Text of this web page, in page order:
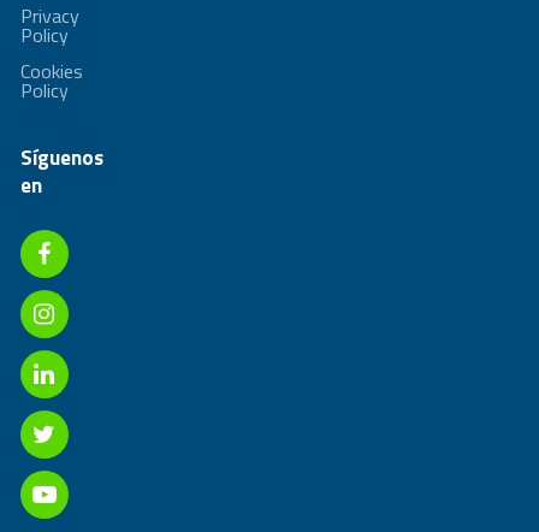
Privacy
Policy
Cookies
Policy
Síguenos
en